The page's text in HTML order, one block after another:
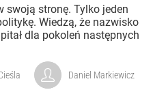
swoją stronę. Tylko jeden
Wiedzą, że nazwisko
dla pokoleń następnych
Daniel Markiewicz